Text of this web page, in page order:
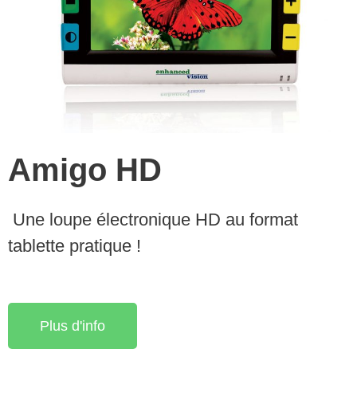
Amigo HD
Une loupe électronique HD au format
tablette pratique !
Plus d'info